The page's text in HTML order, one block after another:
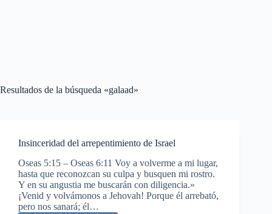
Resultados de la búsqueda «galaad»
Insinceridad del arrepentimiento de Israel
Oseas 5:15 – Oseas 6:11 Voy a volverme a mi lugar,
hasta que reconozcan su culpa y busquen mi rostro.
Y en su angustia me buscarán con diligencia.»
¡Venid y volvámonos a Jehovah! Porque él arrebató,
pero nos sanará; él…